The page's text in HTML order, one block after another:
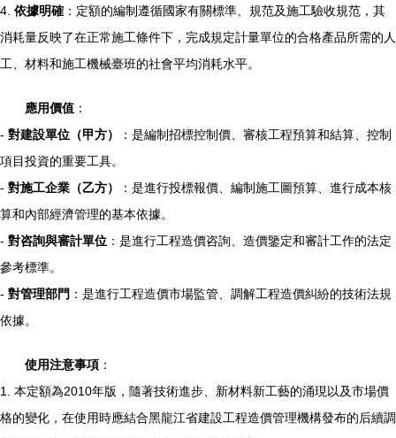
4. 依據明確 ：定額的編制遵循國家有關標準、規范及施工驗收規范，其
消耗量反映了在正常施工條件下，完成規定計量單位的合格產品所需的人
工、材料和施工機械臺班的社會平均消耗水平。
應用價值 ：
- 對建設單位（甲方）
：是編制招標控制價、審核工程預算和結算、控制
項目投資的重要工具。
- 對施工企業（乙方）
：是進行投標報價、編制施工圖預算、進行成本核
算和內部經濟管理的基本依據。
- 對咨詢與審計單位 ：是進行工程造價咨詢、造價鑒定和審計工作的法定
參考標準。
- 對管理部門 ：是進行工程造價市場監管、調解工程造價糾紛的技術法規
依據。
使用注意事項 ：
1. 本定額為2010年版，隨著技術進步、新材料新工藝的涌現以及市場價
格的變化，在使用時應結合黑龍江省建設工程造價管理機構發布的后續調